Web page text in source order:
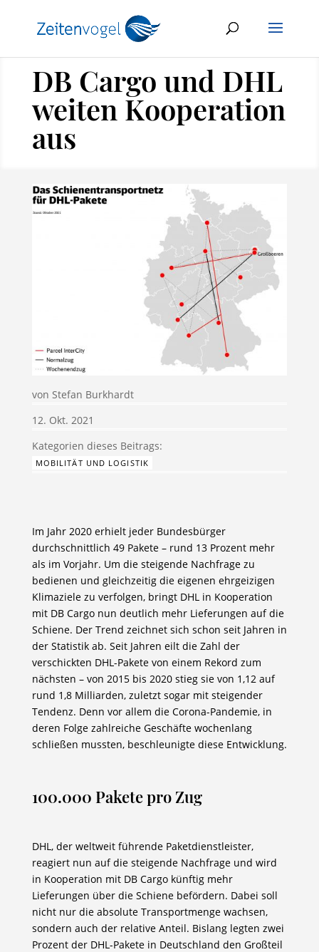
DB Cargo und DHL
weiten Kooperation
aus
von Stefan Burkhardt
12. Okt. 2021
MOBILITÄT UND LOGISTIK
Im Jahr 2020 erhielt jeder Bundesbürger
durchschnittlich 49 Pakete – rund 13 Prozent mehr
als im Vorjahr. Um die steigende Nachfrage zu
bedienen und gleichzeitig die eigenen ehrgeizigen
Klimaziele zu verfolgen, bringt DHL in Kooperation
mit DB Cargo nun deutlich mehr Lieferungen auf die
Schiene. Der Trend zeichnet sich schon seit Jahren in
der Statistik ab. Seit Jahren eilt die Zahl der
verschickten DHL-Pakete von einem Rekord zum
nächsten – von 2015 bis 2020 stieg sie von 1,12 auf
rund 1,8 Milliarden, zuletzt sogar mit steigender
Tendenz. Denn vor allem die Corona-Pandemie, in
deren Folge zahlreiche Geschäfte wochenlang
schließen mussten, beschleunigte diese Entwicklung.
100.000 Pakete pro Zug
DHL, der weltweit führende Paketdienstleister,
reagiert nun auf die steigende Nachfrage und wird
in Kooperation mit DB Cargo künftig mehr
Lieferungen über die Schiene befördern. Dabei soll
nicht nur die absolute Transportmenge wachsen,
sondern auch der relative Anteil. Bislang legten zwei
Prozent der DHL-Pakete in Deutschland den Großteil